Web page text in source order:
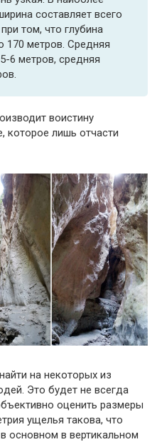
составляет всего
том, что глубина
170 метров. Средняя
6 метров, средняя
воистину
которое лишь отчасти
на некоторых из
Это будет не всегда
оценить размеры
ущелья такова, что
основном в вертикальном